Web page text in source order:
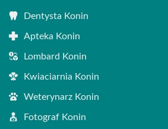
Dentysta Konin
Apteka Konin
Lombard Konin
Kwiaciarnia Konin
Weterynarz Konin
Fotograf Konin